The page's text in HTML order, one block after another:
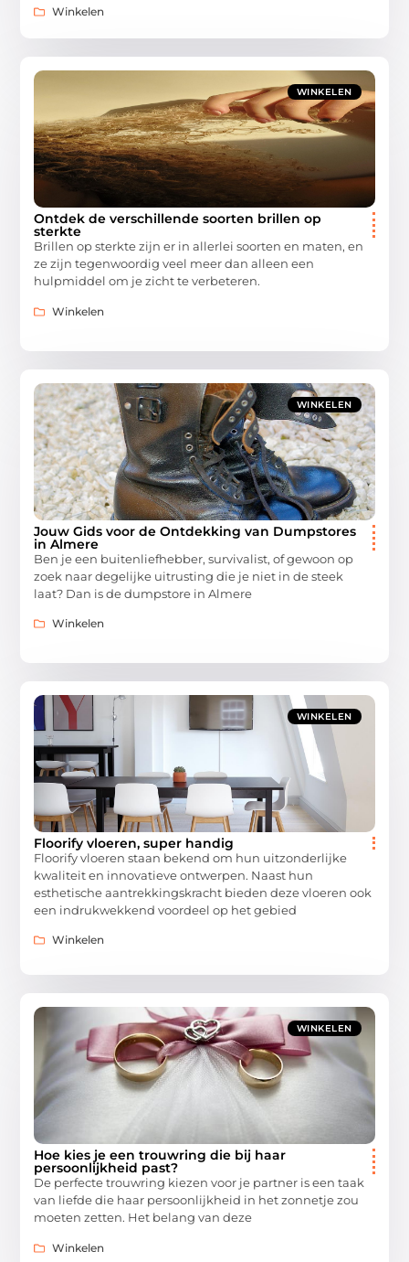
Winkelen
WINKELEN
Ontdek de verschillende soorten brillen op
sterkte
Brillen op sterkte zijn er in allerlei soorten en maten, en
ze zijn tegenwoordig veel meer dan alleen een
hulpmiddel om je zicht te verbeteren.
Winkelen
WINKELEN
Jouw Gids voor de Ontdekking van Dumpstores
in Almere
Ben je een buitenliefhebber, survivalist, of gewoon op
zoek naar degelijke uitrusting die je niet in de steek
laat? Dan is de dumpstore in Almere
Winkelen
WINKELEN
Floorify vloeren, super handig
Floorify vloeren staan bekend om hun uitzonderlijke
kwaliteit en innovatieve ontwerpen. Naast hun
esthetische aantrekkingskracht bieden deze vloeren ook
een indrukwekkend voordeel op het gebied
Winkelen
WINKELEN
Hoe kies je een trouwring die bij haar
persoonlijkheid past?
De perfecte trouwring kiezen voor je partner is een taak
van liefde die haar persoonlijkheid in het zonnetje zou
moeten zetten. Het belang van deze
Winkelen